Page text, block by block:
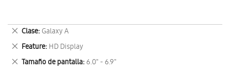
Clase Galaxy A
Eliminar
este
artículo
Feature HD Display
Eliminar
este
artículo
Tamaño de pantalla 6.0" - 6.9"
Eliminar